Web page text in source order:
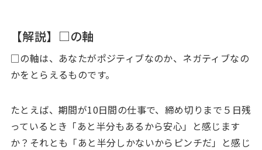
【解説】□の軸
□の軸は、あなたがポジティブなのか、ネガティブなの
かをとらえるものです。
たとえば、期間が10日間の仕事で、締め切りまで５日残
っているとき「あと半分もあるから安心」と感じます
か？それとも「あと半分しかないからピンチだ」と感じ